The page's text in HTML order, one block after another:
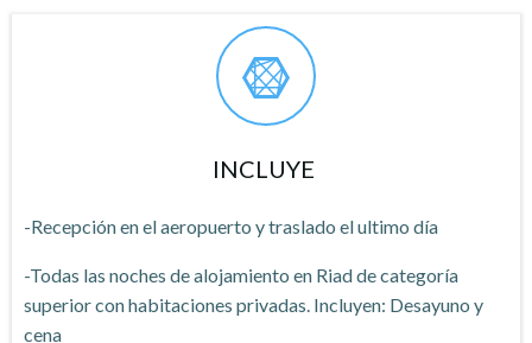
INCLUYE
-Recepción en el aeropuerto y traslado el ultimo día
-Todas las noches de alojamiento en Riad de categoría
superior con habitaciones privadas. Incluyen: Desayuno y
cena